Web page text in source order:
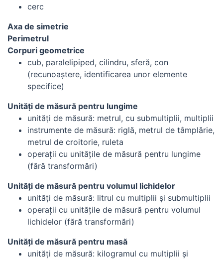
cerc
Axa de simetrie
Perimetrul
Corpuri geometrice
cub, paralelipiped, cilindru, sferă, con
(recunoaştere, identificarea unor elemente
specifice)
Unităţi de măsură pentru lungime
unităţi de măsură: metrul, cu submultiplii, multiplii
instrumente de măsură: riglă, metrul de tâmplărie,
metrul de croitorie, ruleta
operaţii cu unităţile de măsură pentru lungime
(fără transformări)
Unităţi de măsură pentru volumul lichidelor
unităţi de măsură: litrul cu multiplii şi submultiplii
operaţii cu unităţile de măsură pentru volumul
lichidelor (fără transformări)
Unităţi de măsură pentru masă
unităţi de măsură: kilogramul cu multiplii şi